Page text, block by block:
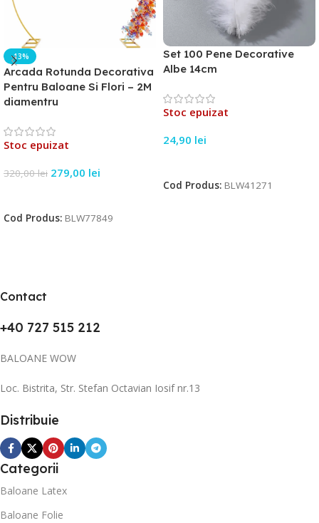
-13%
Arcada Rotunda Decorativa
Pentru Baloane Si Flori – 2M
diamentru
Stoc epuizat
320,00lei 279,00 lei
Cod Produs: BLW77849
Set 100 Pene Decorative
Albe 14cm
Stoc epuizat
24,90 lei
Cod Produs: BLW41271
Contact
+40 727 515 212
BALOANE WOW
Loc. Bistrita, Str. Stefan Octavian Iosif nr.13
Distribuie
Categorii
Baloane Latex
Baloane Folie